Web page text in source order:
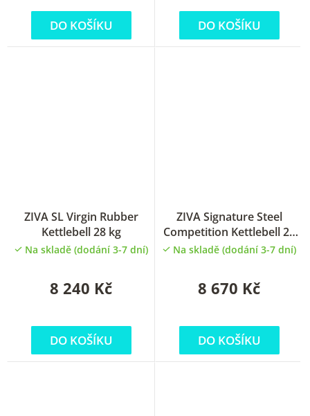
DO KOŠÍKU DO KOŠÍKU
ZIVA SL Virgin Rubber
Kettlebell 28 kg
Na skladě (dodání 3-7 dní)
8 240 Kč
DO KOŠÍKU
ZIVA Signature Steel
Competition Kettlebell 26
kg
Na skladě (dodání 3-7 dní)
8 670 Kč
DO KOŠÍKU